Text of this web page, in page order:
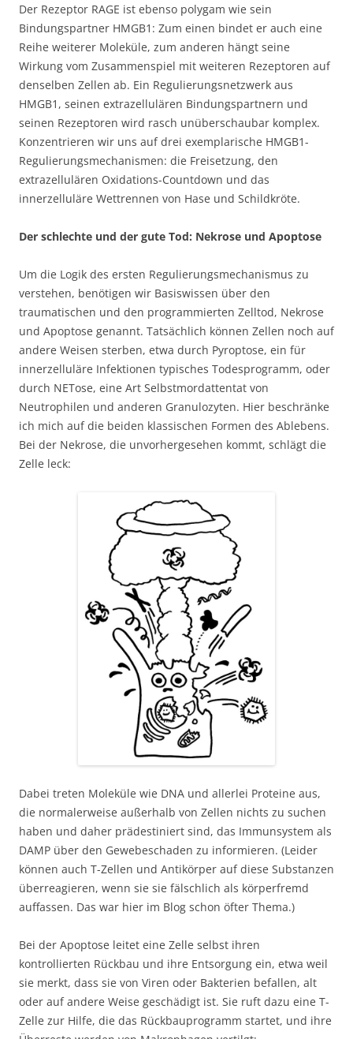
Der Rezeptor RAGE ist ebenso polygam wie sein
Bindungspartner HMGB1: Zum einen bindet er auch eine
Reihe weiterer Moleküle, zum anderen hängt seine
Wirkung vom Zusammenspiel mit weiteren Rezeptoren auf
denselben Zellen ab. Ein Regulierungsnetzwerk aus
HMGB1, seinen extrazellulären Bindungspartnern und
seinen Rezeptoren wird rasch unüberschaubar komplex.
Konzentrieren wir uns auf drei exemplarische HMGB1-
Regulierungsmechanismen: die Freisetzung, den
extrazellulären Oxidations-Countdown und das
innerzelluläre Wettrennen von Hase und Schildkröte.
Der schlechte und der gute Tod: Nekrose und Apoptose
Um die Logik des ersten Regulierungsmechanismus zu
verstehen, benötigen wir Basiswissen über den
traumatischen und den programmierten Zelltod, Nekrose
und Apoptose genannt. Tatsächlich können Zellen noch auf
andere Weisen sterben, etwa durch Pyroptose, ein für
innerzelluläre Infektionen typisches Todesprogramm, oder
durch NETose, eine Art Selbstmordattentat von
Neutrophilen und anderen Granulozyten. Hier beschränke
ich mich auf die beiden klassischen Formen des Ablebens.
Bei der Nekrose, die unvorhergesehen kommt, schlägt die
Zelle leck:
Dabei treten Moleküle wie DNA und allerlei Proteine aus,
die normalerweise außerhalb von Zellen nichts zu suchen
haben und daher prädestiniert sind, das Immunsystem als
DAMP über den Gewebeschaden zu informieren. (Leider
können auch T-Zellen und Antikörper auf diese Substanzen
überreagieren, wenn sie sie fälschlich als körperfremd
auffassen. Das war hier im Blog schon öfter Thema.)
Bei der Apoptose leitet eine Zelle selbst ihren
kontrollierten Rückbau und ihre Entsorgung ein, etwa weil
sie merkt, dass sie von Viren oder Bakterien befallen, alt
oder auf andere Weise geschädigt ist. Sie ruft dazu eine T-
Zelle zur Hilfe, die das Rückbauprogramm startet, und ihre